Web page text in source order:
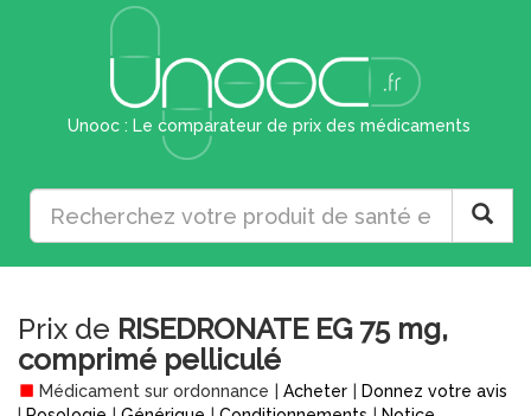
Unooc : Le comparateur de prix des médicaments
Prix de RISEDRONATE EG 75 mg,
comprimé pelliculé
Médicament sur ordonnance Acheter
Donnez votre avis